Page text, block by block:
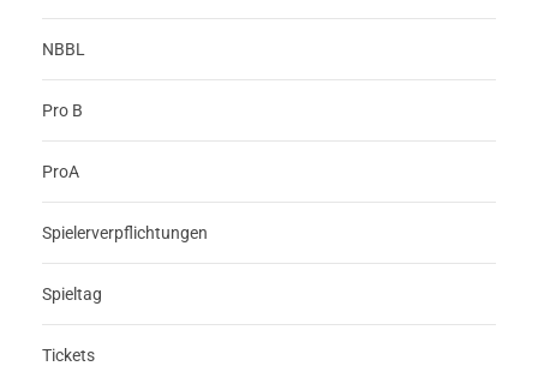
NBBL
Pro B
ProA
Spielerverpflichtungen
Spieltag
Tickets